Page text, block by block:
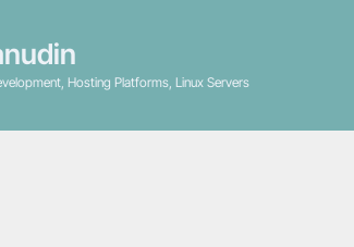
Hosting Platforms, Linux Servers